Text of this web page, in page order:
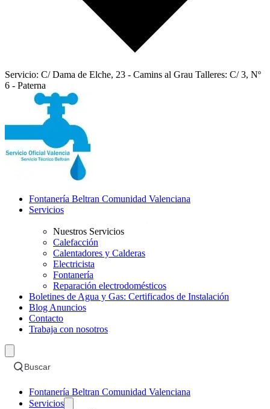
Servicio: C/ Dama de Elche, 23 - Camins al Grau Talleres: C/ 3, Nº
6 - Paterna
Fontanería Beltran Comunidad Valenciana
Servicios
Nuestros Servicios
Calefacción
Calentadores y Calderas
Electricista
Fontanería
Reparación electrodomésticos
Boletines de Agua y Gas: Certificados de Instalación
Blog Anuncios
Contacto
Trabaja con nosotros
Buscar
Fontanería Beltran Comunidad Valenciana
Servicios